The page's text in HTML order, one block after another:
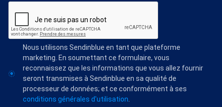
Nous utilisons Sendinblue en tant que plateforme
marketing. En soumettant ce formulaire, vous
reconnaissez que les informations que vous allez fournir
seront transmises à Sendinblue en sa qualité de
processeur de données; et ce conformément à ses
conditions générales d'utilisation.